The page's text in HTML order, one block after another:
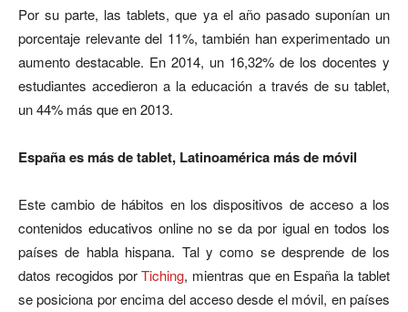
Por su parte, las tablets, que ya el año pasado suponían un
porcentaje relevante del 11%, también han experimentado un
aumento destacable. En 2014, un 16,32% de los docentes y
estudiantes accedieron a la educación a través de su tablet,
un 44% más que en 2013.
España es más de tablet, Latinoamérica más de móvil
Este cambio de hábitos en los dispositivos de acceso a los
contenidos educativos online no se da por igual en todos los
países de habla hispana. Tal y como se desprende de los
datos recogidos porTiching, mientras que en España la tablet
se posiciona por encima del acceso desde el móvil, en países